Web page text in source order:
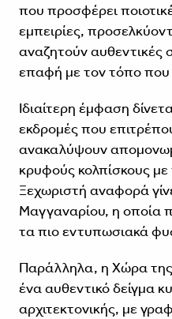
που προσφέρει
εμπειρίες,
αναζητούν αυθεντικές
επαφή με τον τόπο που
Ιδιαίτερη έμφαση
εκδρομές που
ανακαλύψουν
κρυφούς κολπίσκους
Ξεχωριστή αναφορά
Μαγγαναρίου, η οποία
τα πιο εντυπωσιακά
Παράλληλα, η Χώρα
ένα αυθεντικό δείγμα
αρχιτεκτονικής, με